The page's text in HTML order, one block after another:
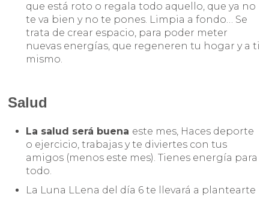
que está roto o regala todo aquello, que ya no
te va bien y no te pones. Limpia a fondo… Se
trata de crear espacio, para poder meter
nuevas energías, que regeneren tu hogar y a ti
mismo.
Salud
La salud será buena este mes, Haces deporte
o ejercicio, trabajas y te diviertes con tus
amigos (menos este mes). Tienes energía para
todo.
La Luna LLena del día 6 te llevará a plantearte